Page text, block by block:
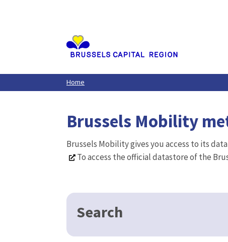
Home
Brussels Mobility
Brussels Mobility gives you access to its
To access the official datastore of the
Search